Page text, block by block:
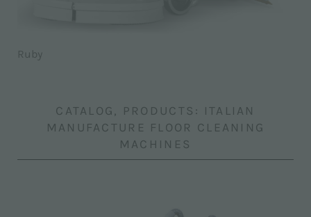
Ruby
CATALOG, PRODUCTS: ITALIAN
MANUFACTURE FLOOR CLEANING
MACHINES